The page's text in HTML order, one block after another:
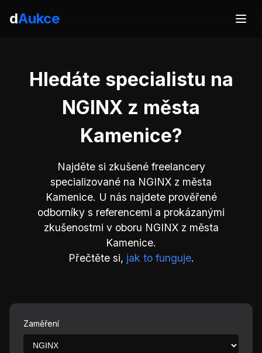
dAukce
Hledáte specialistu na
NGINX z města
Kamenice?
Najděte si zkušené freelancery
specializované na NGINX z města
Kamenice. U nás najdete prověřené
odborníky s referencemi a prokázanými
zkušenostmi v oboru NGINX z města
Kamenice.
Přečtěte si, jak to funguje.
Zaměření